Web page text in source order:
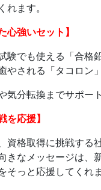
れます。
心強いセット】
験でも使える「合格鉛
やされる「タコロン
気分転換までサポー
を応援】
資格取得に挑戦する
きなメッセージは、
そっと応援してくれま